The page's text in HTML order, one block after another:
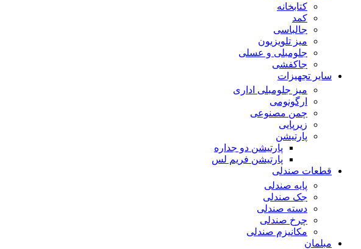
کتابخانه
کمد
جالباسی
میز تلویزیون
جلومبلی و عسلی
جاکفشی
سایر تجهیزات
میز جلومبلی اداری
ارگونومی
چمن مصنوعی
زیرپایی
پارتیشن
پارتیشن دو جداره
پارتیشن فریم لس
قطعات صندلی
پایه صندلی
جک صندلی
دسته صندلی
چرخ صندلی
مکانیزم صندلی
مبلمان